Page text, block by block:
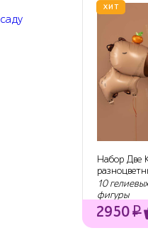
ХИТ
Набор Две
макарунс
10
фигуры
2950₽